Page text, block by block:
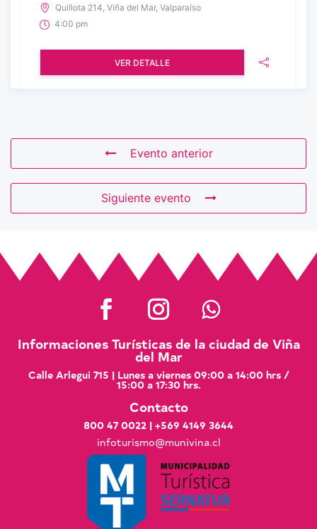
Quillota 214, Viña del Mar, Valparaíso
4:00 pm
VER DETALLE
Evento anterior
Siguiente evento
Informaciones Turísticas de la ciudad de Viña
del Mar
Calle Arlegui 715 | Lunes a viernes 09:00 a 14:00 hrs /
15:00 a 17:30 hrs.
Contacto
800 47 0022 | +569 4149 3644
infoturismo@munivina.cl